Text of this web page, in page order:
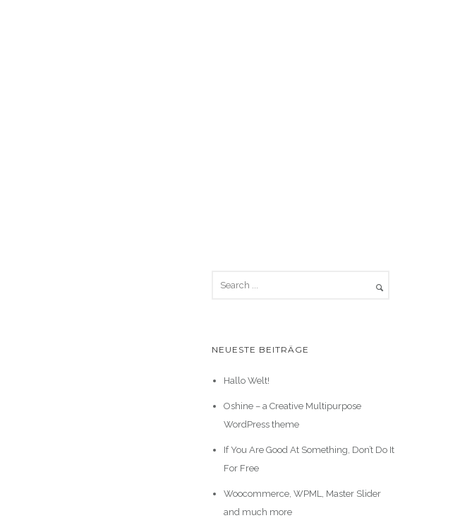
NEUESTE BEITRÄGE
Hallo Welt!
Oshine – a Creative Multipurpose
WordPress theme
If You Are Good At Something, Don’t Do It
For Free
Woocommerce, WPML, Master Slider
and much more